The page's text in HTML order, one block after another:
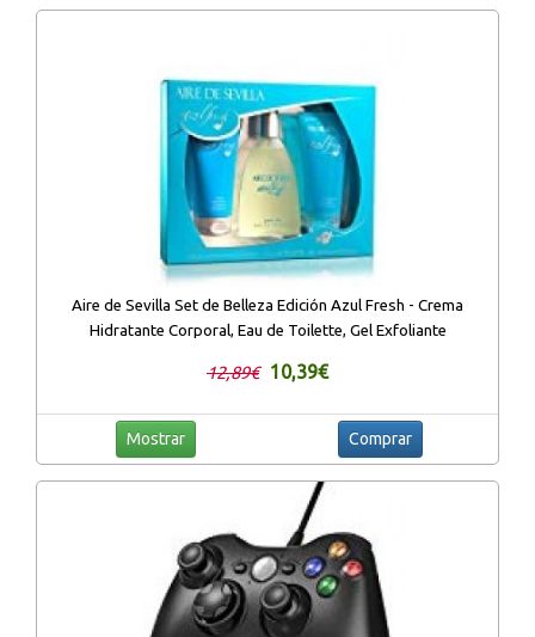
Aire de Sevilla Set de Belleza Edición Azul Fresh - Crema
Hidratante Corporal, Eau de Toilette, Gel Exfoliante
12,89€ 10,39€
Mostrar Comprar